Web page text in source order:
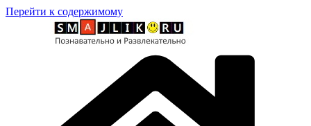
Перейти к содержимому